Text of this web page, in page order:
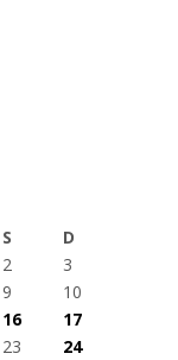
S
D
2
3
9
10
16
17
23
24